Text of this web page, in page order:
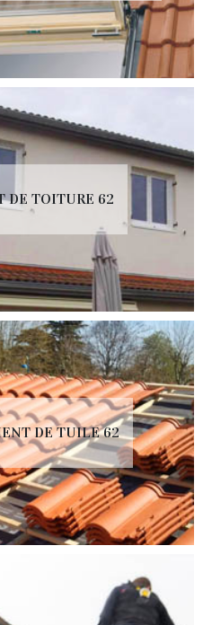
DE TOITURE 62
DE TUILE 62